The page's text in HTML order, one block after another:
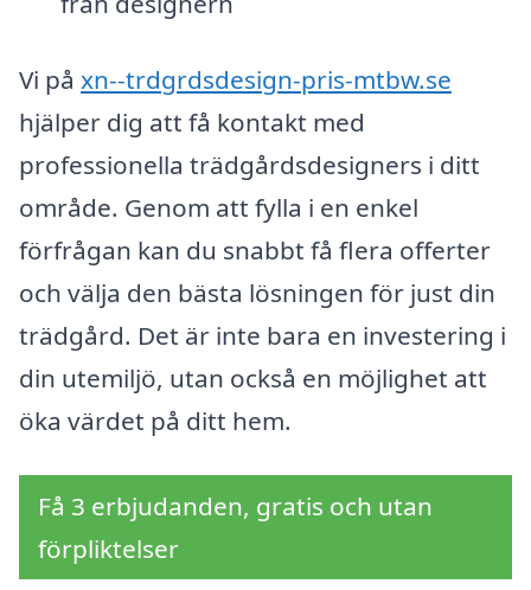
Vi på xn--trdgrdsdesign-pris-mtbw.se
hjälper dig att få kontakt med
professionella trädgårdsdesigners i ditt
område. Genom att fylla i en enkel
förfrågan kan du snabbt få flera offerter
och välja den bästa lösningen för just din
trädgård. Det är inte bara en investering i
din utemiljö, utan också en möjlighet att
öka värdet på ditt hem.
Få 3 erbjudanden, gratis och utan
förpliktelser